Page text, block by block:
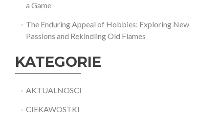
a Game
The Enduring Appeal of Hobbies: Exploring New
Passions and Rekindling Old Flames
KATEGORIE
AKTUALNOSCI
CIEKAWOSTKI